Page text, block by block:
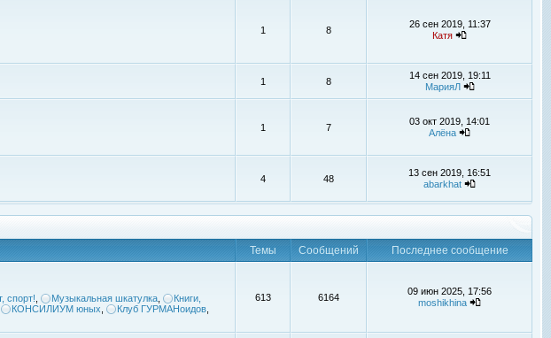
1 8
26 сен 2019, 11:37
Катя
1 8
14 сен 2019, 19:11
МарияЛ
1 7
03 окт 2019, 14:01
Алёна
4 48
13 сен 2019, 16:51
abarkhat
Темы Сообщений
Последнее сообщение
спорт! Музыкальная шкатулка
Книги,
КОНСИЛИУМ юных Клуб ГУРМАНоидов
613 6164
09 июн 2025, 17:56
moshikhina